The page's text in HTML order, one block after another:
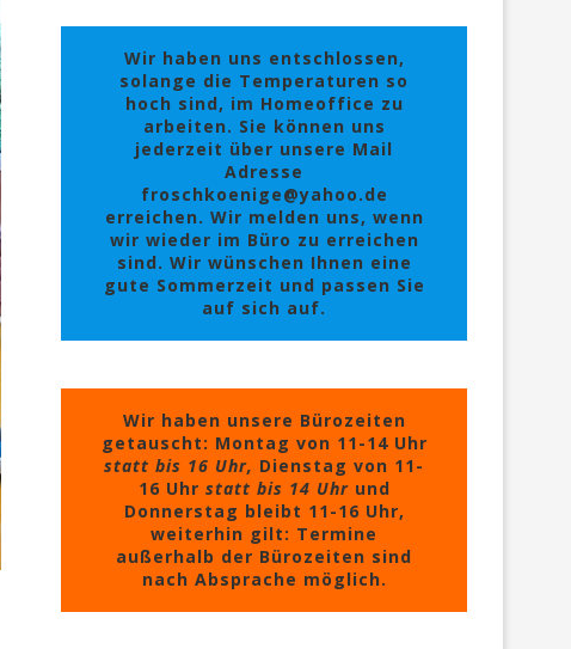
Wir haben uns entschlossen,
solange die Temperaturen so
hoch sind, im Homeoffice zu
arbeiten. Sie können uns
jederzeit über unsere Mail
Adresse
froschkoenige@yahoo.de
erreichen. Wir melden uns, wenn
wir wieder im Büro zu erreichen
sind. Wir wünschen Ihnen eine
gute Sommerzeit und passen Sie
auf sich auf.
Wir haben unsere Bürozeiten
getauscht: Montag von 11-14 Uhr
statt bis 16 Uhr, Dienstag von 11-
16 Uhr statt bis 14 Uhrund
Donnerstag bleibt 11-16 Uhr,
weiterhin gilt: Termine
außerhalb der Bürozeiten sind
nach Absprache möglich.